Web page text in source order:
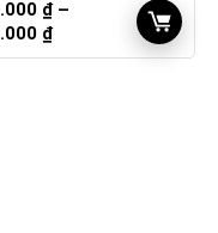
₫ –
₫Khoảng
giá: